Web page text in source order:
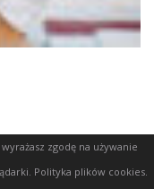
zgodę na używanie
Polityka plików cookies.